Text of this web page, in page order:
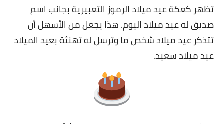
تظهر كعكة عيد ميلاد الرموز التعبيرية بجانب اسم
صديق له عيد ميلاد اليوم. هذا يجعل من الأسهل أن
تتذكر عيد ميلاد شخص ما وترسل له تهنئة بعيد الميلاد
عيد ميلاد سعيد.